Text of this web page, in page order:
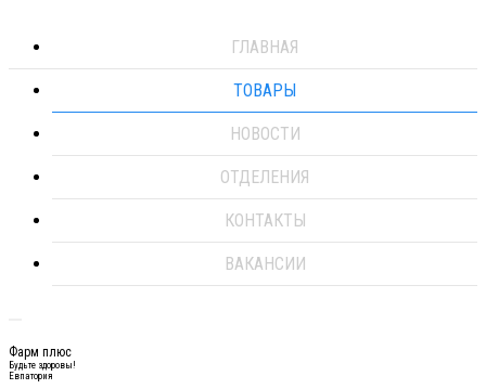
ГЛАВНАЯ
ТОВАРЫ
НОВОСТИ
ОТДЕЛЕНИЯ
КОНТАКТЫ
ВАКАНСИИ
Фарм плюс
Будьте здоровы!
Евпатория